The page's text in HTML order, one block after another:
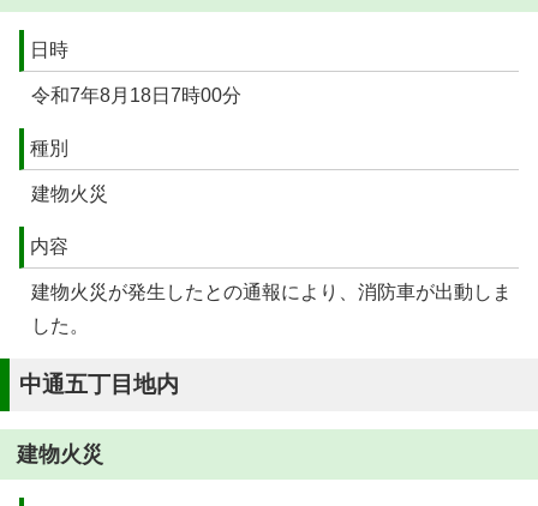
日時
令和7年8月18日7時00分
種別
建物火災
内容
建物火災が発生したとの通報により、消防車が出動しま
した。
中通五丁目地内
建物火災